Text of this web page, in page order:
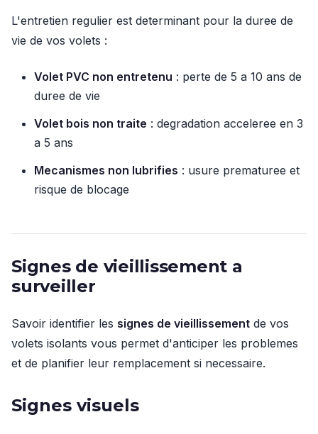
L'entretien regulier est determinant pour la duree de
vie de vos volets :
Volet PVC non entretenu : perte de 5 a 10 ans de
duree de vie
Volet bois non traite : degradation acceleree en 3
a 5 ans
Mecanismes non lubrifies : usure prematuree et
risque de blocage
Signes de vieillissement a
surveiller
Savoir identifier les signes de vieillissement de vos
volets isolants vous permet d'anticiper les problemes
et de planifier leur remplacement si necessaire.
Signes visuels